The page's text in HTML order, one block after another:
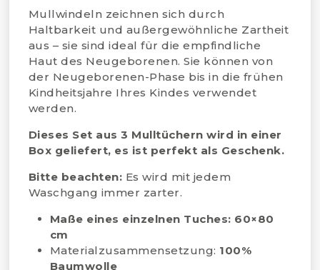
Mullwindeln zeichnen sich durch
Haltbarkeit und außergewöhnliche Zartheit
aus – sie sind ideal für die empfindliche
Haut des Neugeborenen. Sie können von
der Neugeborenen-Phase bis in die frühen
Kindheitsjahre Ihres Kindes verwendet
werden.
Dieses Set aus 3 Mulltüchern wird in einer
Box geliefert, es ist perfekt als Geschenk.
Bitte beachten: Es wird mit jedem
Waschgang immer zarter.
Maße eines einzelnen Tuches: 60×80
cm
Materialzusammensetzung: 100%
Baumwolle